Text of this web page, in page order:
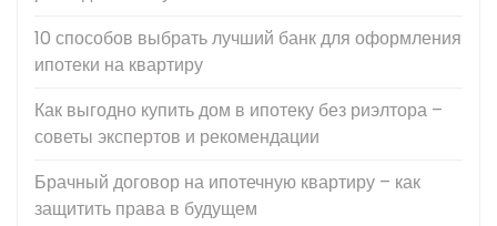
10 способов выбрать лучший банк для оформления
ипотеки на квартиру
Как выгодно купить дом в ипотеку без риэлтора –
советы экспертов и рекомендации
Брачный договор на ипотечную квартиру – как
защитить права в будущем